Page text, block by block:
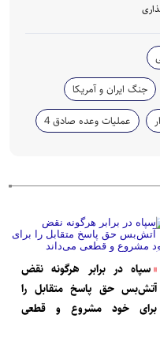
جنگ ایران و آمریکا
عملیات وعده صادق 4
سپاه در برابر هرگونه نقض
آتش‌بس حق پاسخ متقابل را
برای خود مشروع و قطعی